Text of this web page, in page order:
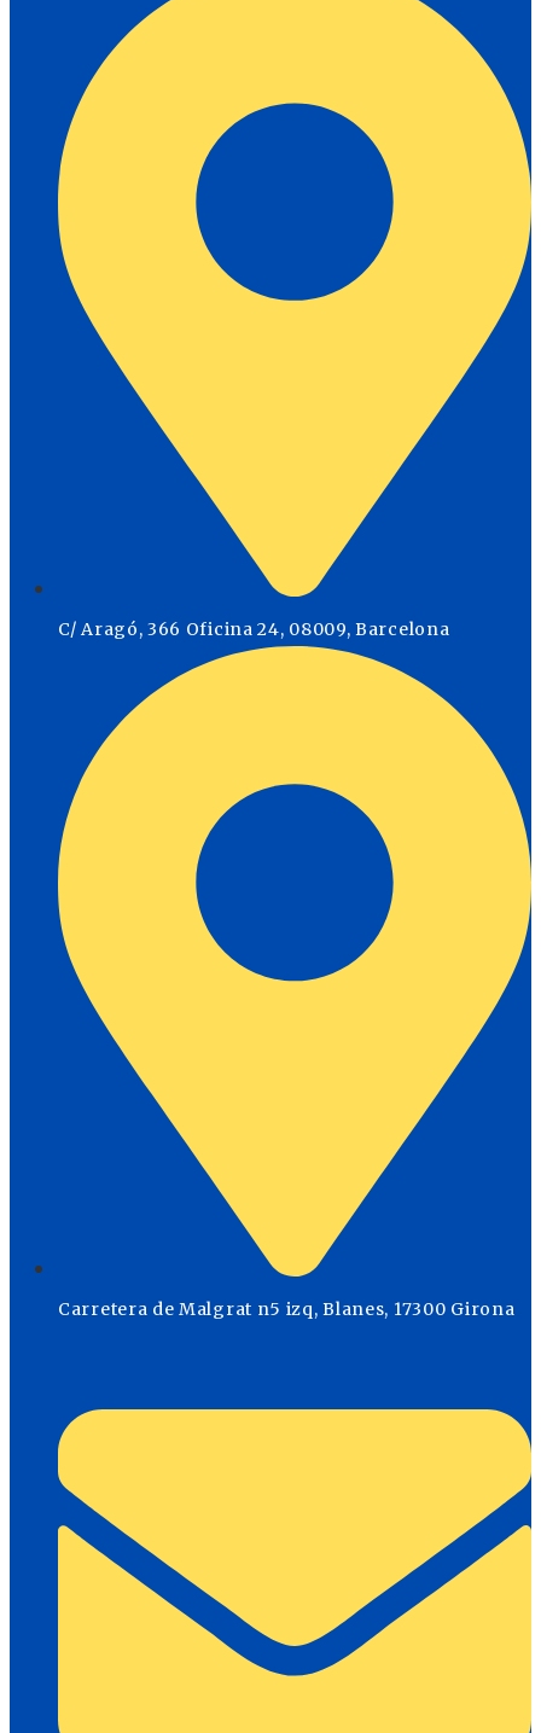
C/ Aragó, 366 Oficina 24, 08009, Barcelona
Carretera de Malgrat n5 izq, Blanes, 17300 Girona